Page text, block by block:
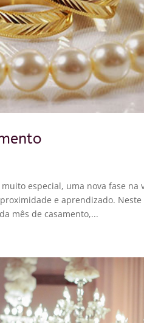
especial, uma nova fase na
e aprendizado.
mês de casamento,...